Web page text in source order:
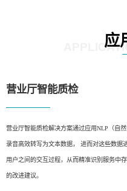
应
营业厅智能质检
营业厅智能质检解决方案通过应用NLP（自
录音高效转写为文本数据， 进而对这些数据
用户之间的交互过程，从而精准识别服务中
的改进建议。